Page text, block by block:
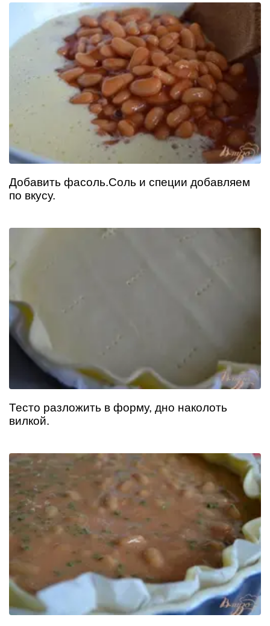
Добавить фасоль.Соль и специи добавляем
по вкусу.
Тесто разложить в форму, дно наколоть
вилкой.